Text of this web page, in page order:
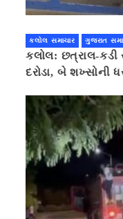
કલોલ સમાચાર ગુજરાત
કલોલ: છત્રાલ-કડી
દરોડા, બે શખ્સોની